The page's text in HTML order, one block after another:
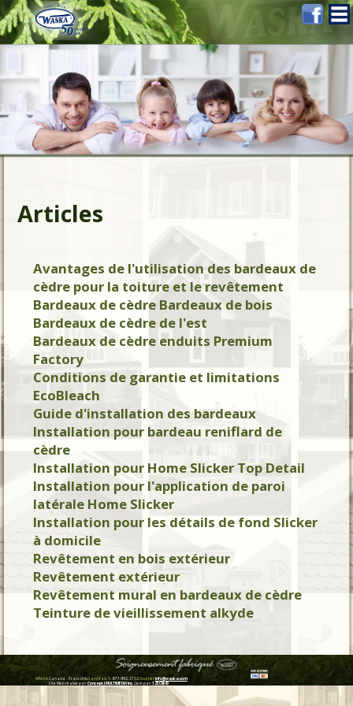
Articles
Avantages de l'utilisation des bardeaux de
cèdre pour la toiture et le revêtement
Bardeaux de cèdre Bardeaux de bois
Bardeaux de cèdre de l'est
Bardeaux de cèdre enduits Premium
Factory
Conditions de garantie et limitations
EcoBleach
Guide d'installation des bardeaux
Installation pour bardeau reniflard de
cèdre
Installation pour Home Slicker Top Detail
Installation pour l'application de paroi
latérale Home Slicker
Installation pour les détails de fond Slicker
à domicile
Revêtement en bois extérieur
Revêtement extérieur
Revêtement mural en bardeaux de cèdre
Teinture de vieillissement alkyde
WASKA Canada - États-UnisSans frais:1-877-992-2152Courriel: info@waska.com
Site Web réalisé par:Concept J MULTIMEDIA Inc. Géré par:123Clik©